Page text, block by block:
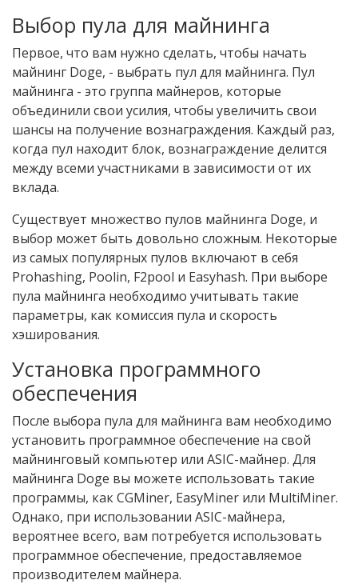
Выбор пула для майнинга
Первое, что вам нужно сделать, чтобы начать
майнинг Doge, - выбрать пул для майнинга. Пул
майнинга - это группа майнеров, которые
объединили свои усилия, чтобы увеличить свои
шансы на получение вознаграждения. Каждый раз,
когда пул находит блок, вознаграждение делится
между всеми участниками в зависимости от их
вклада.
Существует множество пулов майнинга Doge, и
выбор может быть довольно сложным. Некоторые
из самых популярных пулов включают в себя
Prohashing, Poolin, F2pool и Easyhash. При выборе
пула майнинга необходимо учитывать такие
параметры, как комиссия пула и скорость
хэширования.
Установка программного
обеспечения
После выбора пула для майнинга вам необходимо
установить программное обеспечение на свой
майнинговый компьютер или ASIC-майнер. Для
майнинга Doge вы можете использовать такие
программы, как CGMiner, EasyMiner или MultiMiner.
Однако, при использовании ASIC-майнера,
вероятнее всего, вам потребуется использовать
программное обеспечение, предоставляемое
производителем майнера.